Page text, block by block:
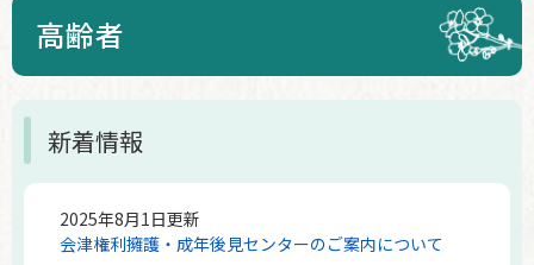
高齢者
本
新着情報
2025年8月1日更新
会津権利擁護・成年後見センターのご案内について